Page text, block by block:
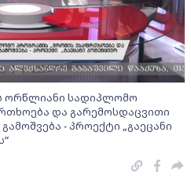
ორწლიანი სადიპლომო
და გარემოსდაცვითი
- პროექტი „გაეცანი